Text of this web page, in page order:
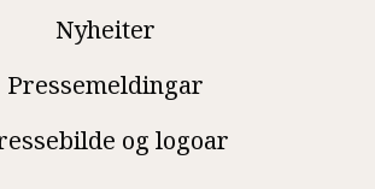
Nyheiter
Pressemeldingar
og logoar